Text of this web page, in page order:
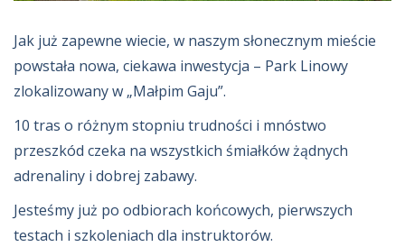
Jak już zapewne wiecie, w naszym słonecznym mieście
powstała nowa, ciekawa inwestycja – Park Linowy
zlokalizowany w „Małpim Gaju”.
10 tras o różnym stopniu trudności i mnóstwo
przeszkód czeka na wszystkich śmiałków żądnych
adrenaliny i dobrej zabawy.
Jesteśmy już po odbiorach końcowych, pierwszych
testach i szkoleniach dla instruktorów.